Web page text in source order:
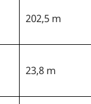
202,5 m
23,8 m